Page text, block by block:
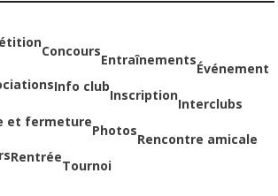
Concours
Entraînements
Événement
Info club
Inscription
Interclubs
et fermeture
Photos
Rencontre amicale
Rentrée
Tournoi